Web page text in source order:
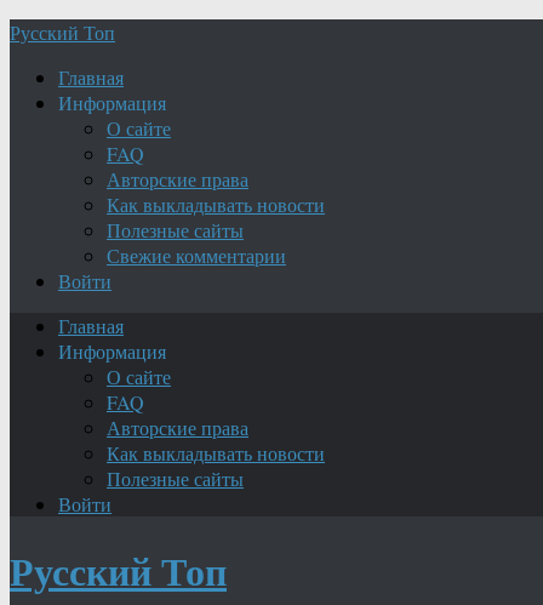
Русский Топ
Главная
Информация
О сайте
FAQ
Авторские права
Как выкладывать новости
Полезные сайты
Свежие комментарии
Войти
Главная
Информация
О сайте
FAQ
Авторские права
Как выкладывать новости
Полезные сайты
Войти
Русский Топ